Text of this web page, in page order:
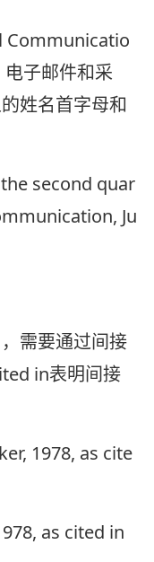
Communicatio
子邮件和采
姓名首字母和
second quar
Ju
需要通过间接
in表明间接
1978, as cite
as cited in